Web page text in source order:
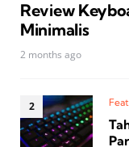
Review
Minimalis
2 months ago